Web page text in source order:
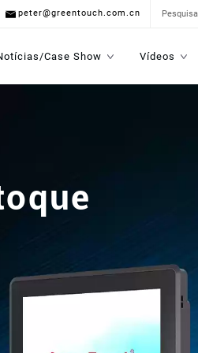
peter@greentouch.com.cn
Case Show Vídeos